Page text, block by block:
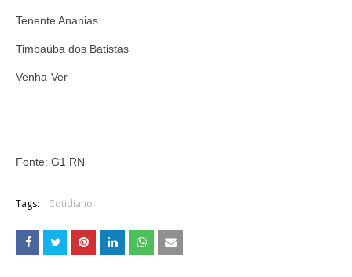
Tenente Ananias
Timbaúba dos Batistas
Venha-Ver
Fonte: G1 RN
Tags: Cotidiano